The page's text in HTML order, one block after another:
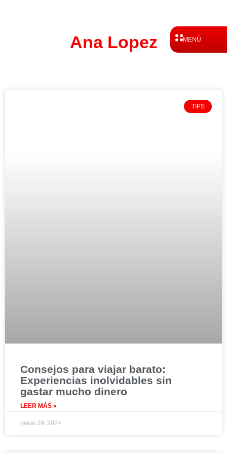
MENÚ
Ana Lopez
TIPS
Consejos para viajar barato:
Experiencias inolvidables sin
gastar mucho dinero
LEER MÁS »
mayo 29, 2024